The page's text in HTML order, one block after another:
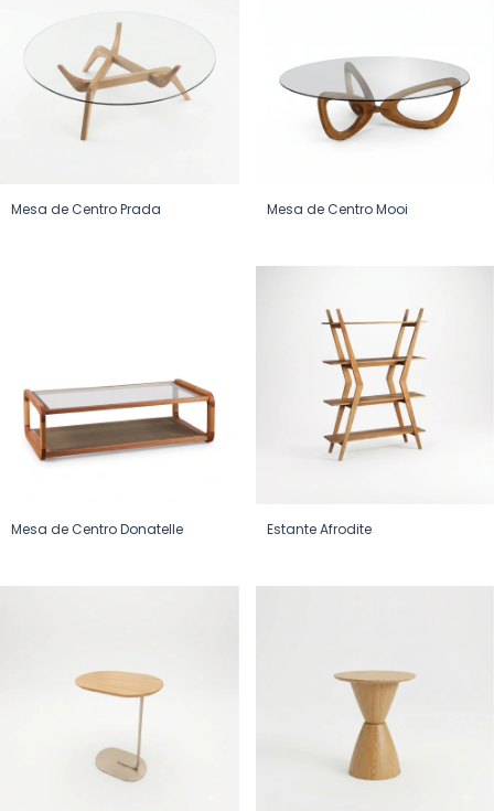
Mesa de Centro Prada Mesa de Centro Mooi
Mesa de Centro Donatelle Estante Afrodite